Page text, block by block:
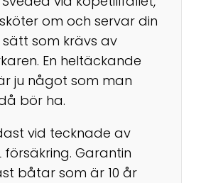
om och servar din
som krävs av
En heltäckande
ju något som man
bör ha.
vid tecknade av
försäkring. Garantin
båtar som är 10 år